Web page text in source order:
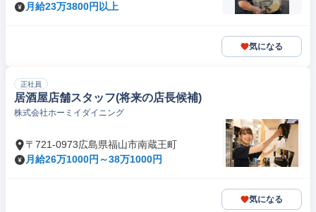
月給23万3800円以上
気になる
正社員
居酒屋店舗スタッフ(将来の店長候補)
株式会社ホーミイダイニング
〒721-0973広島県福山市南蔵王町
月給26万1000円～38万1000円
気になる